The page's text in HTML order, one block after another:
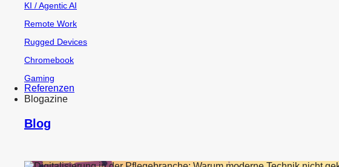
KI / Agentic AI
Remote Work
Rugged Devices
Chromebook
Gaming
Referenzen
Blogazine
Blog